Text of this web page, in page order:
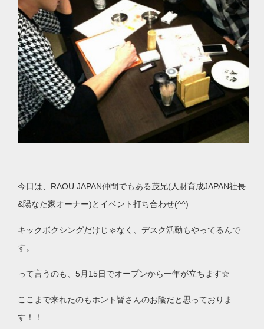
今日は、RAOU JAPAN仲間でもある茂兄(人財育成JAPAN社長
&陽なた家オーナー)とイベント打ち合わせ(^^)
キックボクシングだけじゃなく、デスク活動もやってるんで
す。
って言うのも、5月15日でオープンから一年が立ちます☆
ここまで来れたのもホント皆さんのお陰だと思っておりま
す！！